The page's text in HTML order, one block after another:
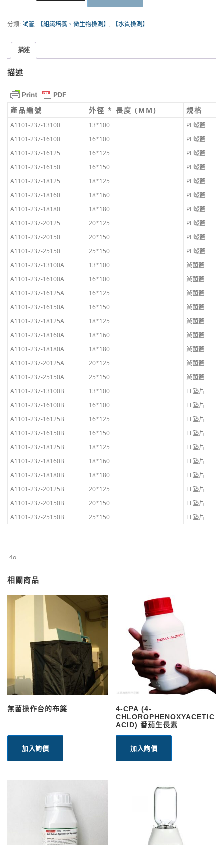
$
1
T
$
4
2
試
圓
量
分類:試管, 【組織培養、微生物檢測】 , 【水質檢測】
描述
描述
產品編號 外徑 * 長度 (MM) 規格
A1101-237-13100 13*100
PE螺蓋
A1101-237-16100
16*100
PE螺蓋
A1101-237-16125
16*125
PE螺蓋
A1101-237-16150
16*150
PE螺蓋
A1101-237-18125
18*125
PE螺蓋
A1101-237-18160
18*160
PE螺蓋
A1101-237-18180
18*180
PE螺蓋
A1101-237-20125
20*125
PE螺蓋
A1101-237-20150
20*150
PE螺蓋
A1101-237-25150
25*150
PE螺蓋
A1101-237-13100A
13*100
滅菌蓋
A1101-237-16100A
16*100
滅菌蓋
A1101-237-16125A
16*125
滅菌蓋
A1101-237-16150A
16*150
滅菌蓋
A1101-237-18125A
18*125
滅菌蓋
A1101-237-18160A
18*160
滅菌蓋
A1101-237-18180A
18*180
滅菌蓋
A1101-237-20125A
20*125
滅菌蓋
A1101-237-25150A
25*150
滅菌蓋
A1101-237-13100B
13*100
TF墊片
A1101-237-16100B
16*100
TF墊片
A1101-237-16125B
16*125
TF墊片
A1101-237-16150B
16*150
TF墊片
A1101-237-18125B
18*125
TF墊片
A1101-237-18160B
18*160
TF墊片
A1101-237-18180B
18*180
TF墊片
A1101-237-20125B
20*125
TF墊片
A1101-237-20150B
20*150
TF墊片
A1101-237-25150B
25*150 TF墊片
4o
相關商品
無菌操作台的布簾
加入詢價
4-CPA (4-
CHLOROPHENOXYACETIC
ACID) 番茄生長素
加入詢價